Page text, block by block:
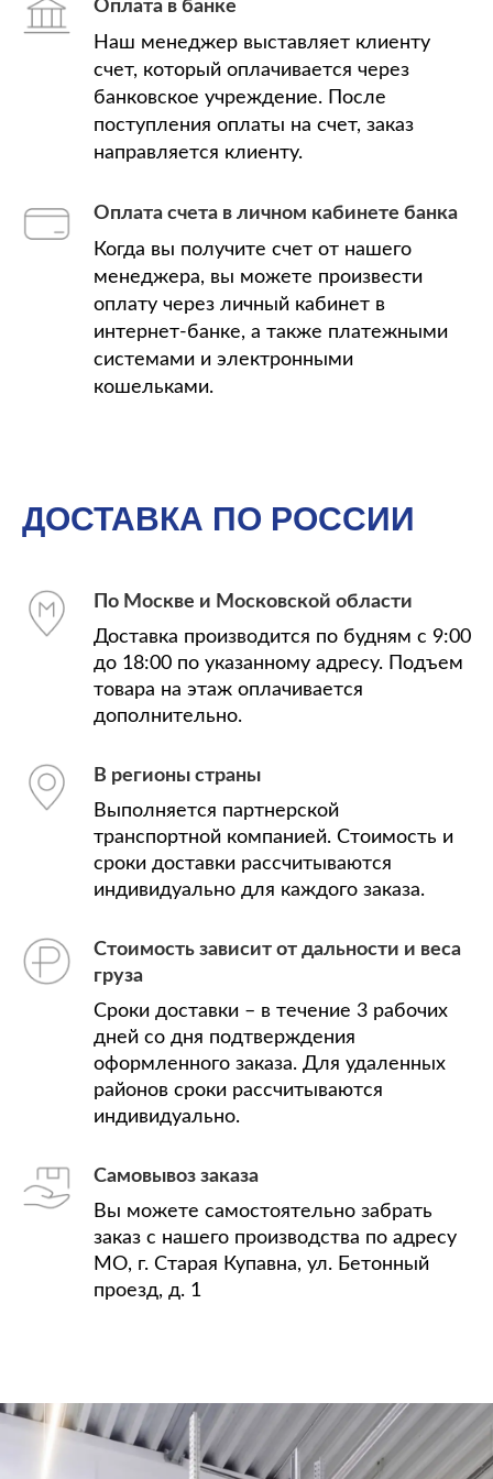
Оплата в банке
Наш менеджер выставляет клиенту
счет, который оплачивается через
банковское учреждение. После
поступления оплаты на счет, заказ
направляется клиенту.
Оплата счета в личном кабинете банка
Когда вы получите счет от нашего
менеджера, вы можете произвести
оплату через личный кабинет в
интернет-банке, а также платежными
системами и электронными
кошельками.
ДОСТАВКА ПО РОССИИ
По Москве и Московской области
Доставка производится по будням с 9:00
до 18:00 по указанному адресу. Подъем
товара на этаж оплачивается
дополнительно.
В регионы страны
Выполняется партнерской
транспортной компанией. Стоимость и
сроки доставки рассчитываются
индивидуально для каждого заказа.
Стоимость зависит от дальности и веса
груза
Сроки доставки – в течение 3 рабочих
дней со дня подтверждения
оформленного заказа. Для удаленных
районов сроки рассчитываются
индивидуально.
Самовывоз заказа
Вы можете самостоятельно забрать
заказ с нашего производства по адресу
МО, г. Старая Купавна, ул. Бетонный
проезд, д. 1